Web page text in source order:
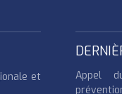
et
Appel